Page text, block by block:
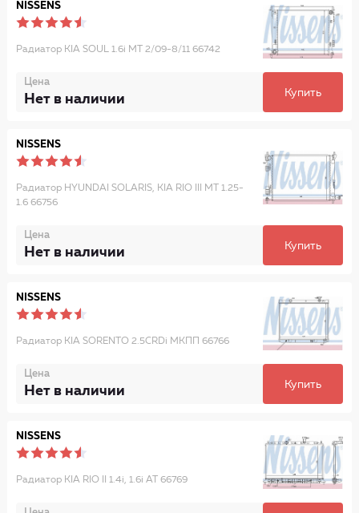
NISSENS
Радиатор KIA SOUL 1.6i MT 2/09-8/11 66742
Цена
Нет в наличии Купить
NISSENS
Радиатор HYUNDAI SOLARIS, KIA RIO III MT 1.25-
1.6 66756
Цена
Нет в наличии Купить
NISSENS
Радиатор KIA SORENTO 2.5CRDi МКПП 66766
Цена
Нет в наличии Купить
NISSENS
Радиатор KIA RIO II 1.4i, 1.6i AT 66769